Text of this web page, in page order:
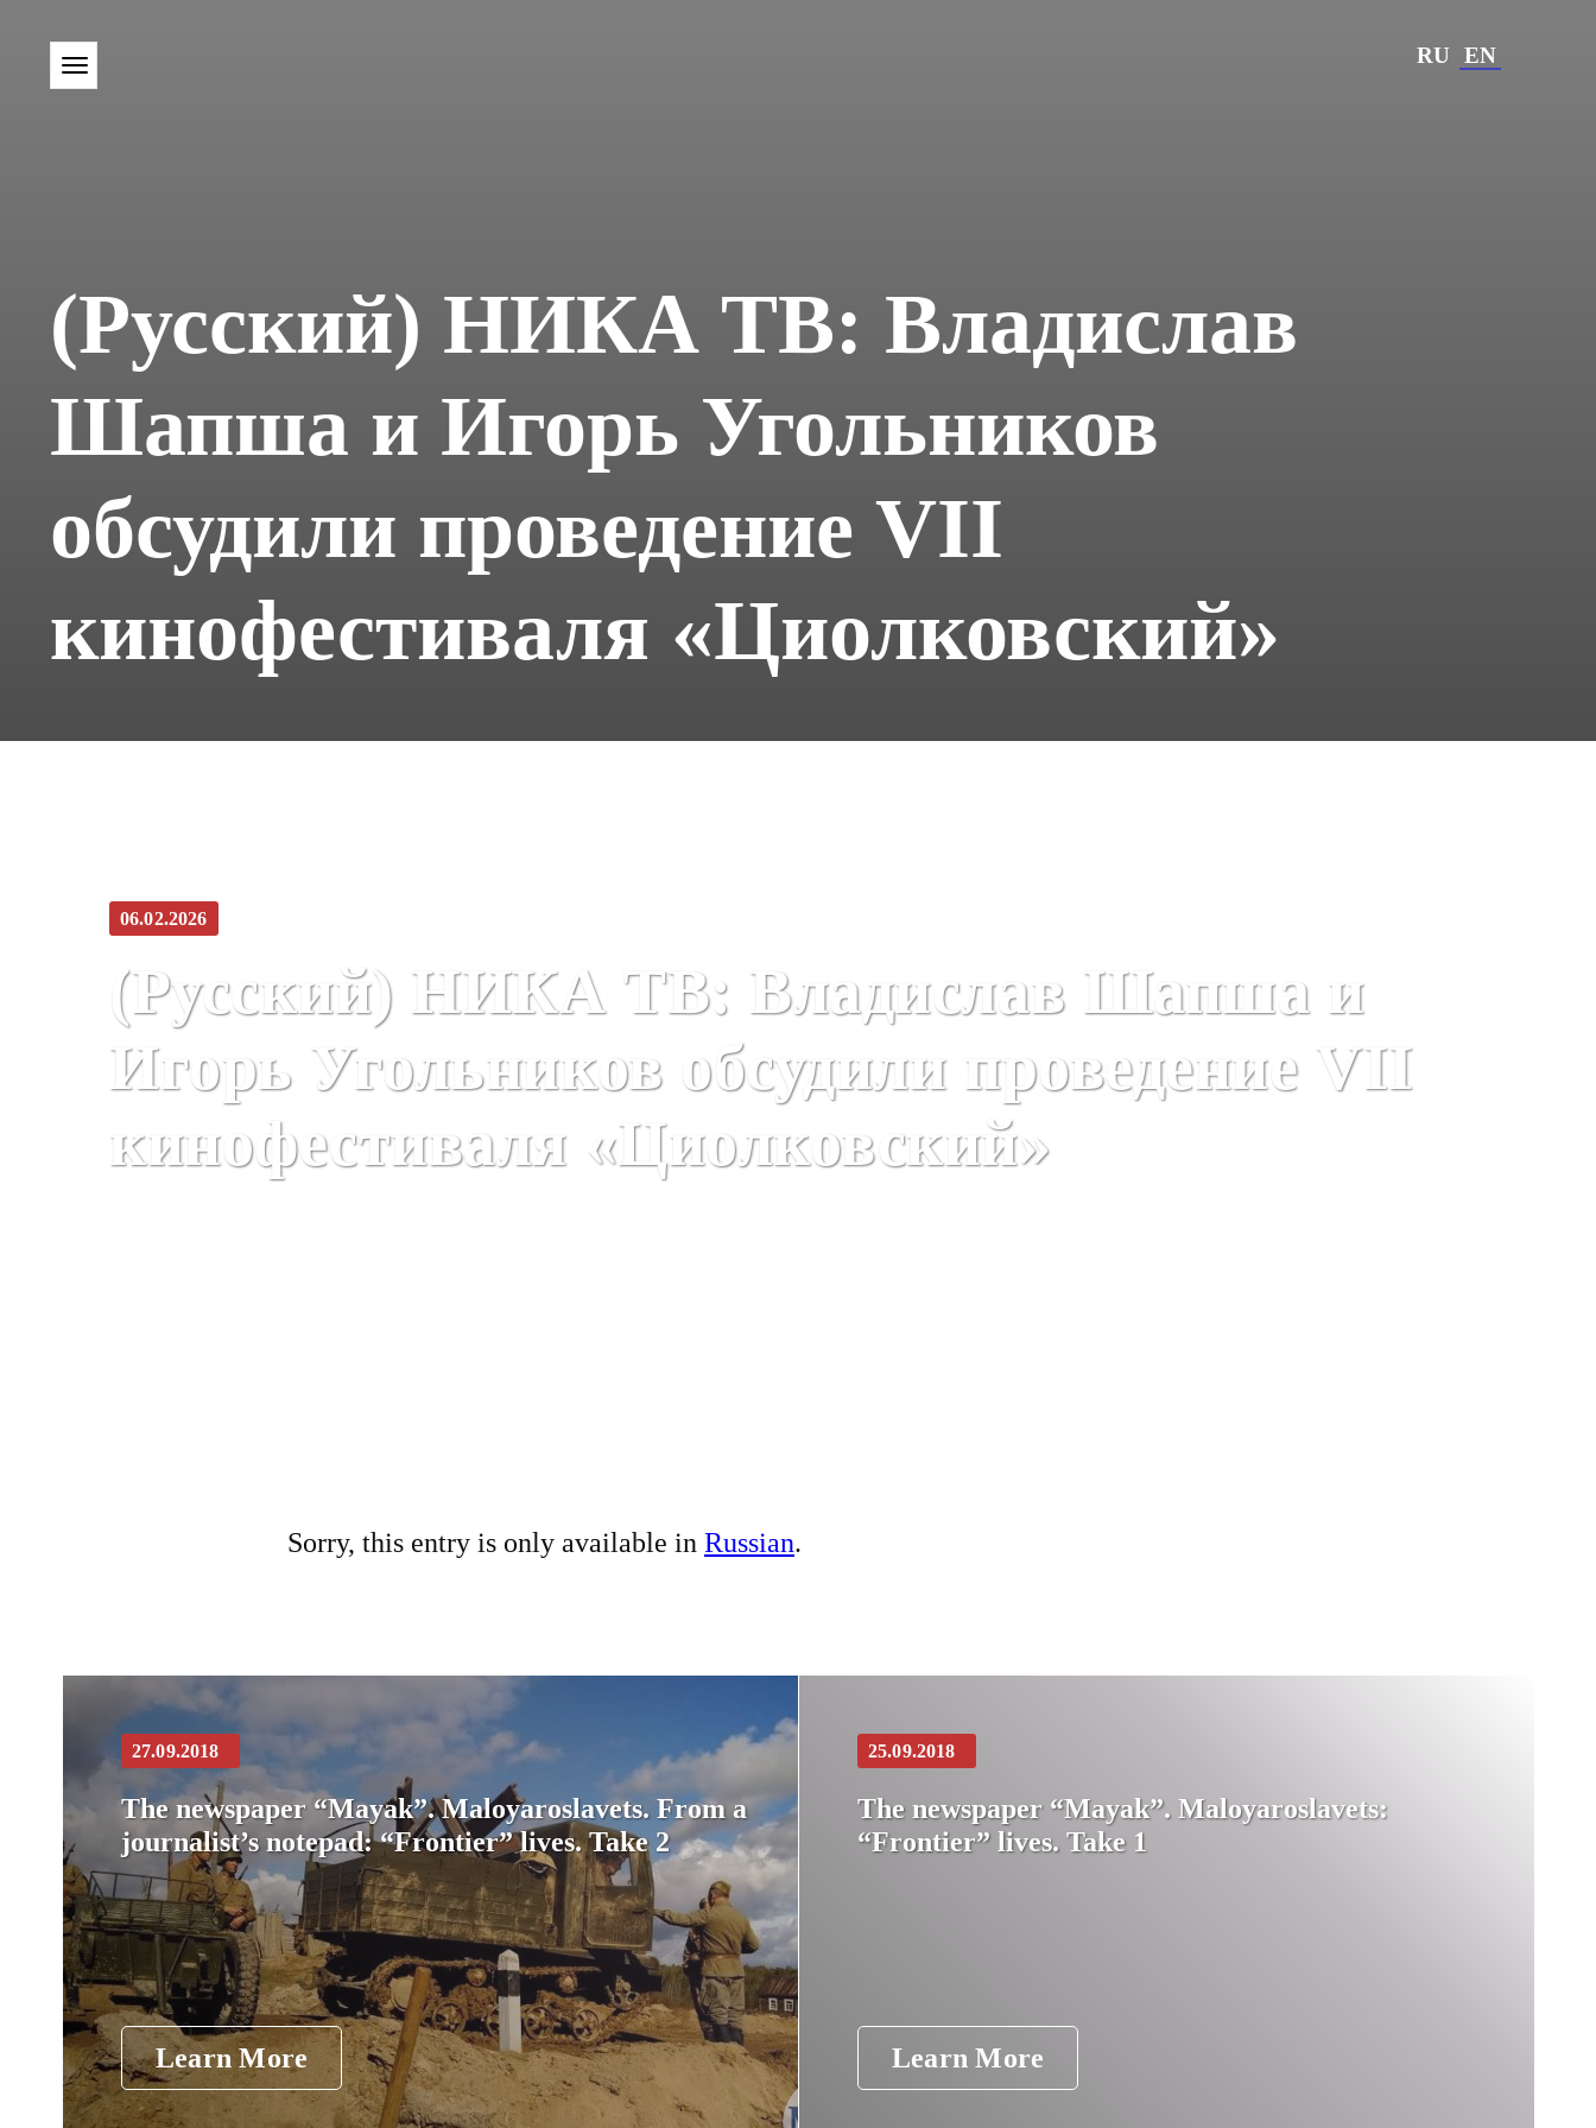
RU EN
(Русский) НИКА ТВ: Владислав
Шапша и Игорь Угольников
обсудили проведение VII
кинофестиваля «Циолковский»
06.02.2026
(Русский) НИКА ТВ: Владислав Шапша и
Игорь Угольников обсудили проведение VII
кинофестиваля «Циолковский»
Sorry, this entry is only available in Russian.
27.09.2018
The newspaper “Mayak”. Maloyaroslavets. From a
journalist’s notepad: “Frontier” lives. Take 2
Learn More
25.09.2018
The newspaper “Mayak”. Maloyaroslavets:
“Frontier” lives. Take 1
Learn More